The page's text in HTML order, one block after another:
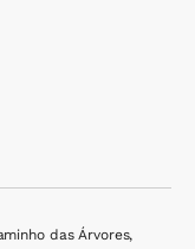
das Árvores,